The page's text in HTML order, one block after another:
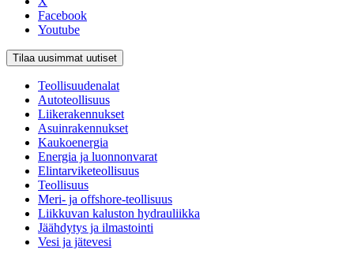
Facebook
Youtube
Tilaa uusimmat uutiset
Teollisuudenalat
Autoteollisuus
Liikerakennukset
Asuinrakennukset
Kaukoenergia
Energia ja luonnonvarat
Elintarviketeollisuus
Teollisuus
Meri- ja offshore-teollisuus
Liikkuvan kaluston hydrauliikka
Jäähdytys ja ilmastointi
Vesi ja jätevesi